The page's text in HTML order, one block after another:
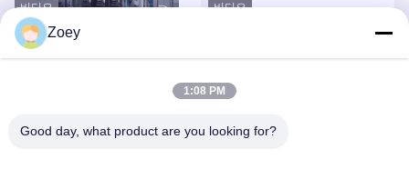
비디오
고효율 PLC 제어 건조 혼
합 파우더 밀터 혼합 플랜
합스 믹서 세라믹 타일 접
가장 좋은 가격 을 구하라
비디오
충분히 시간 자동적인 건조
혼합제 식물 당 고품질 큰
가장 좋은 가격 을 구하라
Zoey
1:08 PM
Good day, what product are you looking for?